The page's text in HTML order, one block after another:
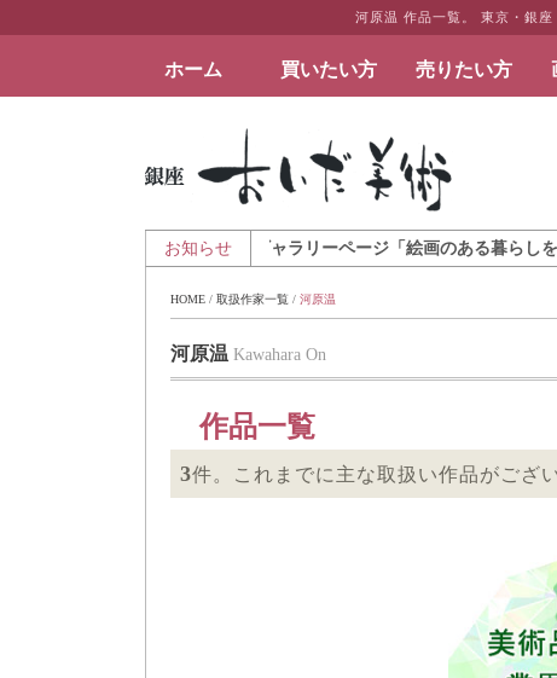
河原温 作品一覧。 東京・銀
ホーム 買いたい方 売りたい方
絵画など美術品の販売と買取 | 東京・銀座 おいだ
お知らせ
ートとインテリアのギャラリーページ「絵画のある暮らしを」を公開致
HOME / 取扱作家一覧 / 河原温
河原温 Kawahara On
作品一覧
3件。これまでに主な取扱い作品がござ